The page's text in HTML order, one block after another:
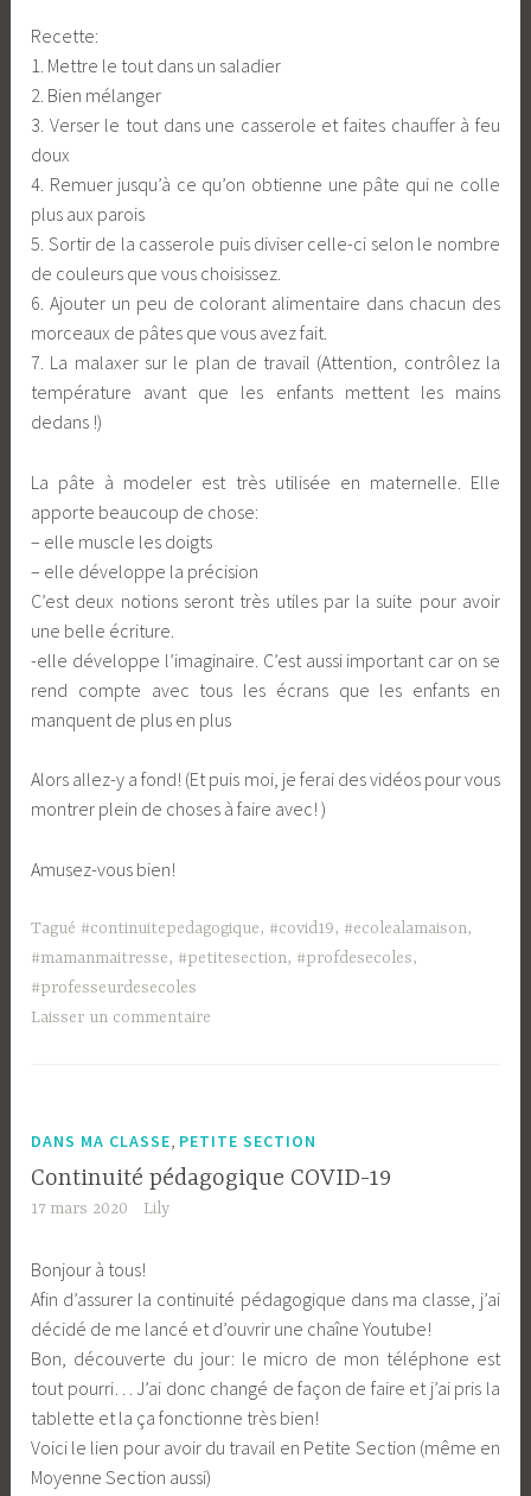
Recette:
1. Mettre le tout dans un saladier
2. Bien mélanger
3. Verser le tout dans une casserole et faites chauffer à feu
doux
4. Remuer jusqu’à ce qu’on obtienne une pâte qui ne colle
plus aux parois
5. Sortir de la casserole puis diviser celle-ci selon le nombre
de couleurs que vous choisissez.
6. Ajouter un peu de colorant alimentaire dans chacun des
morceaux de pâtes que vous avez fait.
7. La malaxer sur le plan de travail (Attention, contrôlez la
température avant que les enfants mettent les mains
dedans !)
La pâte à modeler est très utilisée en maternelle. Elle
apporte beaucoup de chose:
– elle muscle les doigts
– elle développe la précision
C’est deux notions seront très utiles par la suite pour avoir
une belle écriture.
-elle développe l’imaginaire. C’est aussi important car on se
rend compte avec tous les écrans que les enfants en
manquent de plus en plus
Alors allez-y a fond! (Et puis moi, je ferai des vidéos pour vous
montrer plein de choses à faire avec! )
Amusez-vous bien!
Tagué #continuitepedagogique, #covid19, #ecolealamaison,
#mamanmaitresse, #petitesection, #profdesecoles,
#professeurdesecoles
Laisser un commentaire
DANS MA CLASSE, PETITE SECTION
Continuité pédagogique COVID-19
17 mars 2020 Lily
Bonjour à tous!
Afin d’assurer la continuité pédagogique dans ma classe, j’ai
décidé de me lancé et d’ouvrir une chaîne Youtube!
Bon, découverte du jour: le micro de mon téléphone est
tout pourri… J’ai donc changé de façon de faire et j’ai pris la
tablette et la ça fonctionne très bien!
Voici le lien pour avoir du travail en Petite Section (même en
Moyenne Section aussi)